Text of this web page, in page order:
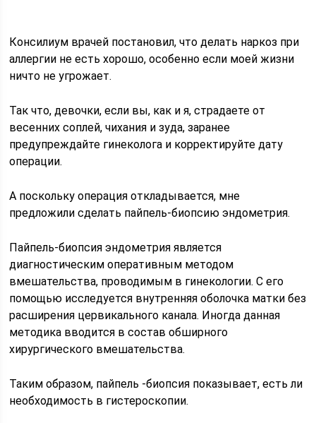
Консилиум врачей постановил, что делать наркоз при
аллергии не есть хорошо, особенно если моей жизни
ничто не угрожает.
Так что, девочки, если вы, как и я, страдаете от
весенних соплей, чихания и зуда, заранее
предупреждайте гинеколога и корректируйте дату
операции.
А поскольку операция откладывается, мне
предложили сделать пайпель-биопсию эндометрия.
Пайпель-биопсия эндометрия является
диагностическим оперативным методом
вмешательства, проводимым в гинекологии. С его
помощью исследуется внутренняя оболочка матки без
расширения цервикального канала. Иногда данная
методика вводится в состав обширного
хирургического вмешательства.
Таким образом, пайпель -биопсия показывает, есть ли
необходимость в гистероскопии.